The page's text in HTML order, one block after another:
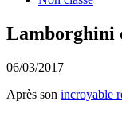
Lamborghini
06/03/2017
Après son incroyable